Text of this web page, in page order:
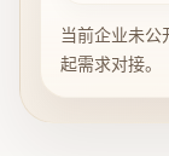
当前企业未
起需求对接。